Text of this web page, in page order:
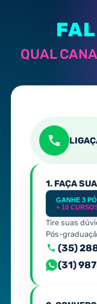
QUAL
1. FAÇA
GANHE 3
+ 10
Tire suas
Pós-
(35)
(31)